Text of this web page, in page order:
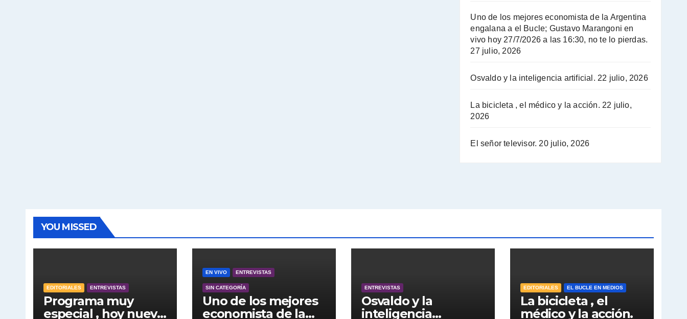
Uno de los mejores economista de la Argentina
engalana a el Bucle; Gustavo Marangoni en
vivo hoy 27/7/2026 a las 16:30, no te lo pierdas.
27 julio, 2026
Osvaldo y la inteligencia artificial. 22 julio, 2026
La bicicleta , el médico y la acción. 22 julio,
2026
El señor televisor. 20 julio, 2026
YOU MISSED
EDITORIALES ENTREVISTAS
Programa muy
especial , hoy nuevo
EN VIVO ENTREVISTAS
SIN CATEGORÍA
Uno de los mejores
economista de la
ENTREVISTAS
Osvaldo y la
inteligencia
EDITORIALES EL BUCLE EN MEDIOS
La bicicleta , el
médico y la acción.